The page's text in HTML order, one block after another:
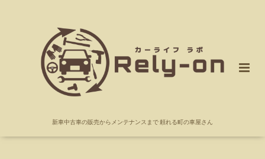
新車中古車の販売からメンテナンスまで 頼れる町の車屋さん